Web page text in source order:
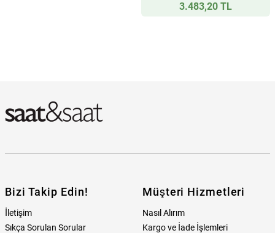
3.483,20 TL
Bizi Takip Edin!
İletişim
Sıkça Sorulan Sorular
Müşteri Hizmetleri
Nasıl Alırım
Kargo ve İade İşlemleri